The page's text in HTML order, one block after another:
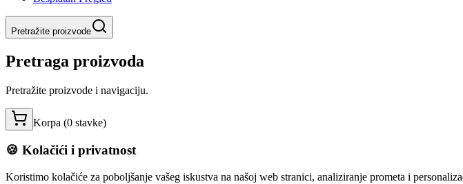
Pretražite proizvode
Pretraga proizvoda
Pretražite proizvode i navigaciju.
Korpa (0 stavke)
🍪 Kolačići i privatnost
Koristimo kolačiće za poboljšanje vašeg iskustva na našoj web stranici, analiziranje prometa i